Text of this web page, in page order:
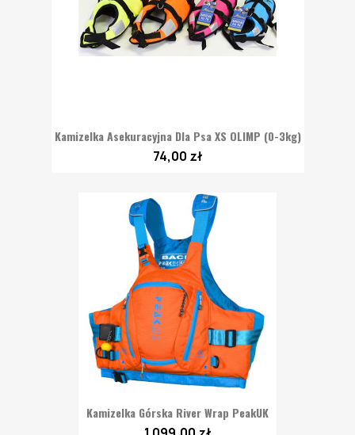
Kamizelka Asekuracyjna Dla Psa XS OLIMP (0-3kg)
74,00 zł
Kamizelka Górska River Wrap PeakUK